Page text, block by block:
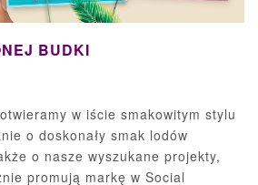
BUDKI
w iście smakowitym stylu
o doskonały smak lodów
o nasze wyszukane projekty,
promują markę w Social